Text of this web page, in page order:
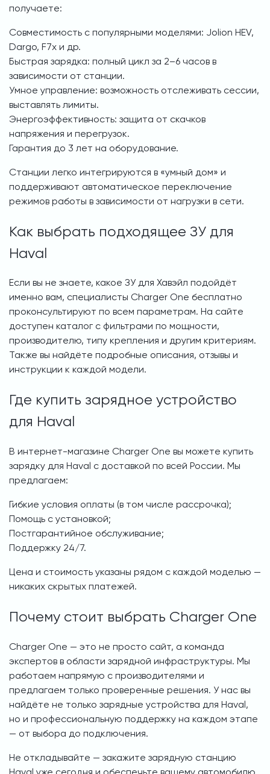
получаете:
Совместимость с популярными моделями: Jolion HEV,
Dargo, F7x и др.
Быстрая зарядка: полный цикл за 2–6 часов в
зависимости от станции.
Умное управление: возможность отслеживать сессии,
выставлять лимиты.
Энергоэффективность: защита от скачков
напряжения и перегрузок.
Гарантия до 3 лет на оборудование.
Станции легко интегрируются в «умный дом» и
поддерживают автоматическое переключение
режимов работы в зависимости от нагрузки в сети.
Как выбрать подходящее ЗУ для
Haval
Если вы не знаете, какое ЗУ для Хавэйл подойдёт
именно вам, специалисты Charger One бесплатно
проконсультируют по всем параметрам. На сайте
доступен каталог с фильтрами по мощности,
производителю, типу крепления и другим критериям.
Также вы найдёте подробные описания, отзывы и
инструкции к каждой модели.
Где купить зарядное устройство
для Haval
В интернет-магазине Charger One вы можете купить
зарядку для Haval с доставкой по всей России. Мы
предлагаем:
Гибкие условия оплаты (в том числе рассрочка);
Помощь с установкой;
Постгарантийное обслуживание;
Поддержку 24/7.
Цена и стоимость указаны рядом с каждой моделью —
никаких скрытых платежей.
Почему стоит выбрать Charger One
Charger One — это не просто сайт, а команда
экспертов в области зарядной инфраструктуры. Мы
работаем напрямую с производителями и
предлагаем только проверенные решения. У нас вы
найдёте не только зарядные устройства для Haval,
но и профессиональную поддержку на каждом этапе
— от выбора до подключения.
Не откладывайте — закажите зарядную станцию